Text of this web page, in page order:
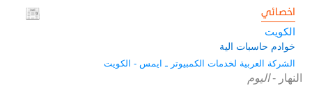
اخصائي
الكويت
خوادم حاسبات الية
الشركة العربية لخدمات الكمبيوتر ـ ايمس - الكويت
النهار -اليوم